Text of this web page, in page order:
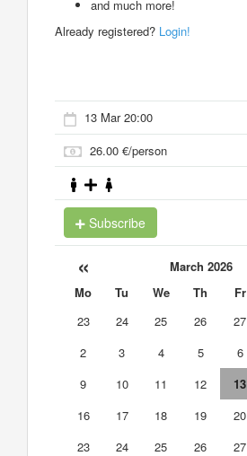
and much more!
Already registered? Login!
13 Mar 20:00
26.00 €/person
Subscribe
« March 2026
Mo Tu We Th Fr
23
24 25 26 27
2
3 4 5 6
9
10 11 12 13
16
17 18 19 20
23
24 25 26 27